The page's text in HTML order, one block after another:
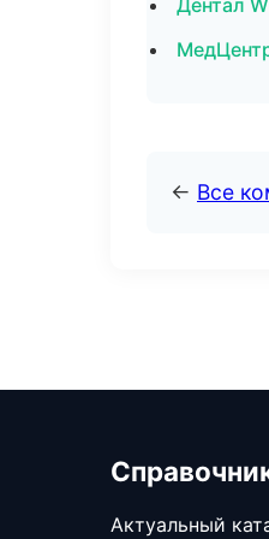
Дентал
← Все
Актуальный